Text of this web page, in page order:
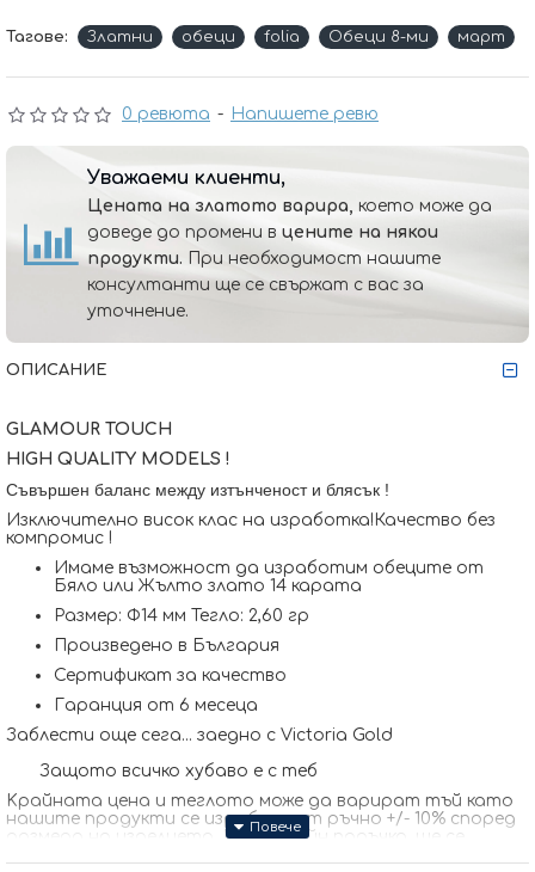
0 ревюта - Напишете ревю
Тагове: Златни обеци folia Обеци 8-ми март
Уважаеми клиенти,
Цената на златото варира, което може да
доведе до промени в цените на някои
продукти. При необходимост нашите
консултанти ще се свържат с вас за
уточнение.
ОПИСАНИЕ
GLAMOUR TOUCH
HIGH QUALITY MODELS !
Съвършен баланс между изтънченост и блясък !
Изключително висок клас на изработка!Качество без
компромис !
Имаме възможност да изработим обеците от
Бяло или Жълто злато 14 карата
Размер: Ф14 мм Тегло: 2,60 гр
Произведено в България
Сертификат за качество
Гаранция от 6 месеца
Заблести още сега... заедно с Victoria Gold
Защото всичко хубаво е с теб
Kрайната цена и теглото може да варират тъй като
нашите продукти се изработват ръчно +/- 10% според
размера на изделието. При онлайн поръчка, ще се